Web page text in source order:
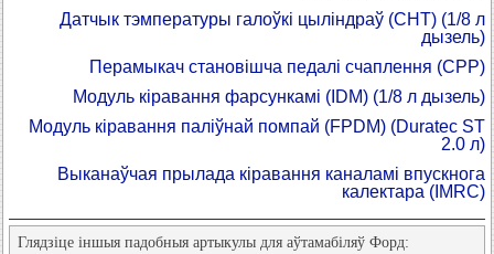
Датчык тэмпературы галоўкі цыліндраў (СНТ) (1/8 л
дызель)
Перамыкач становішча педалі счаплення (СРР)
Модуль кіравання фарсункамі (IDM) (1/8 л дызель)
Модуль кіравання паліўнай помпай (FPDM) (Duratec ST
2.0 л)
Выканаўчая прылада кіравання каналамі впускнога
калектара (IMRC)
Глядзіце іншыя падобныя артыкулы для аўтамабіляў Форд: